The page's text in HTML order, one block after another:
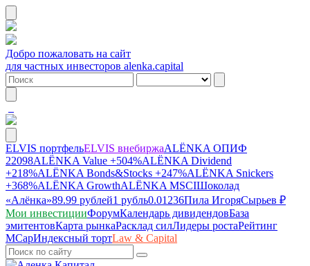
Добро пожаловать на сайт
для частных инвесторов alenka.capital
ELVIS портфельELVIS внебиржаALЁNKA ОПИФ
22098ALЁNKA Value +504%ALЁNKA Dividend
+218%ALЁNKA Bonds&Stocks +247%ALЁNKA Snickers
+368%ALЁNKA GrowthALЁNKA MSCIШоколад
«Алёнка»89.99 рублей1 рубль0.01236Пила ИгоряСырьев ₽
Мои инвестицииФорумКалендарь дивидендовБаза
эмитентовКарта рынкаРасклад силЛидеры ростаРейтинг
MCapИндексный тортLaw & Capital